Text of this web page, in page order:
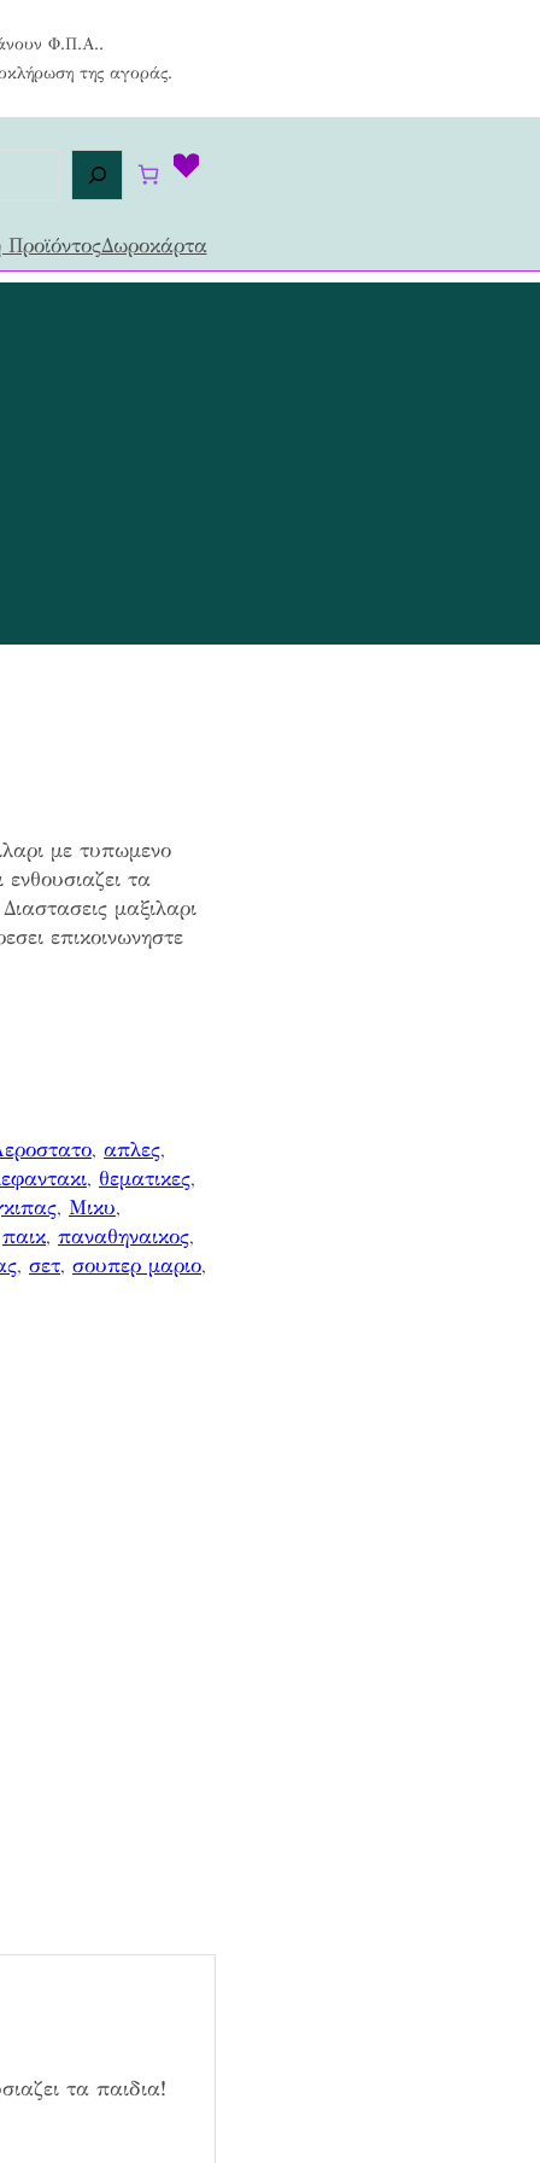
Φ.Π.Α..
της αγοράς.
Δωροκάρτα
με τυπωμενο
τα
μαξιλαρι
επικοινωνηστε
, απλες
, θεματικες
, Μικυ
παικ, παναθηναικος
, σετ, σουπερ μαριο
τα παιδια!